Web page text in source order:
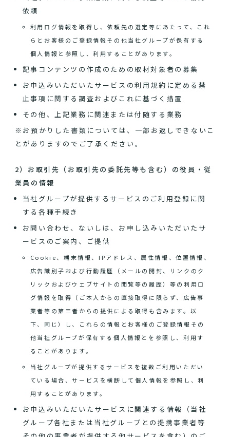
依頼
利用ログ情報を取得し、依頼先の選定等にあたって、これ
らとお客様のご登録情報その他当社グループが保有する
個人情報と参照し、利用することがあります。
記事コンテンツの作成のための取材対象者の募集
お申込みいただいたサービスの利用規約に定める禁
止事項に関する調査およびこれに基づく措置
その他、上記業務に関連または付随する業務
※お預かりした書類については、一部お返しできないこ
とがありますのでご了承ください。
2）お取引先（お取引先の委託先等も含む）の役員・従
業員の情報
当社グループが提供するサービスのご利用登録に関
する各種手続き
お問い合わせ、ないしは、お申し込みいただいたサ
ービスのご案内、ご提供
Cookie、端末情報、IPアドレス、属性情報、位置情報、
広告識別子および行動履歴（メールの開封、リンクのク
リックおよびウェブサイトの閲覧等の履歴）等の利用ロ
グ情報を取得（ご本人からの直接取得に限らず、広告事
業者等の第三者からの提供による取得も含みます。以
下、同じ）し、これらの情報とお客様のご登録情報その
他当社グループが保有する個人情報とを参照し、利用す
ることがあります。
当社グループが提供するサービスを複数ご利用いただい
ている場合、サービスを横断して個人情報を参照し、利
用することがあります。
お申込みいただいたサービスに関連する情報（当社
グループ各社または当社グループとの提携事業者等